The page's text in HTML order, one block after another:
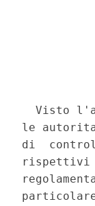
Visto
le
di
rispettivi